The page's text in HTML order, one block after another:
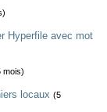
Hyperfile avec mot
mois)
locaux (5